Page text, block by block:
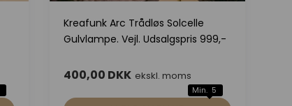
Kreafunk Arc Trådløs Solcelle
Gulvlampe. Vejl. Udsalgspris 999,-
400,00 DKK ekskl. moms
Min. 5